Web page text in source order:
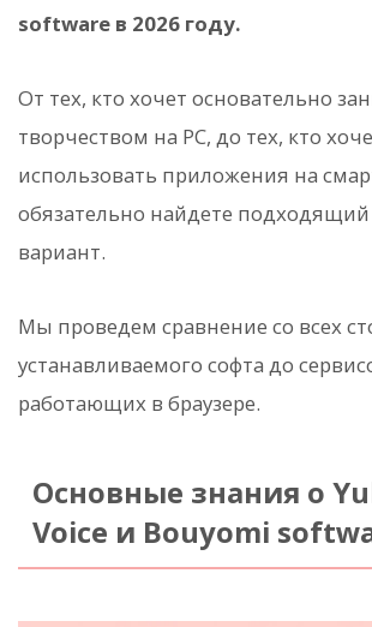
software в 2026 году.
От тех, кто хочет основательно
творчеством на PC, до тех, кто
использовать приложения на
обязательно найдете подходящий
вариант.
Мы проведем сравнение со всех
устанавливаемого софта до
работающих в браузере.
Основные знания о
Voice и Bouyomi